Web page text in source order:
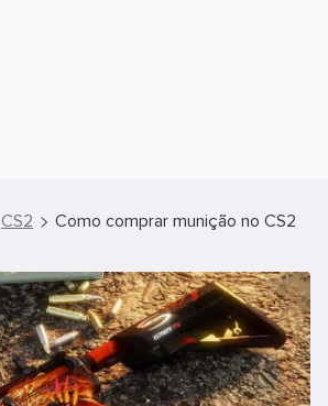
CS2 Como comprar munição no CS2